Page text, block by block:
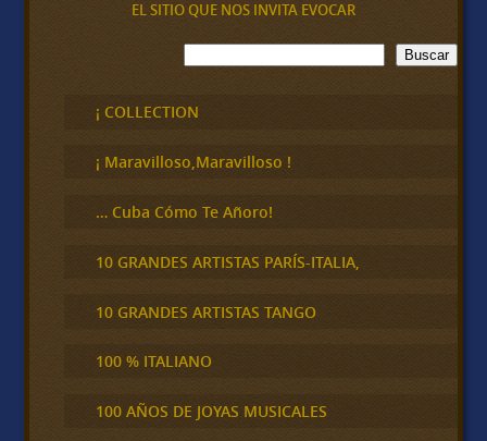
EL SITIO QUE NOS INVITA EVOCAR
B
u
c
a
Buscar
¡ COLLECTION
¡ Maravilloso,Maravilloso !
… Cuba Cómo Te Añoro!
10 GRANDES ARTISTAS PARÍS-ITALIA,
10 GRANDES ARTISTAS TANGO
100 % ITALIANO
100 AÑOS DE JOYAS MUSICALES